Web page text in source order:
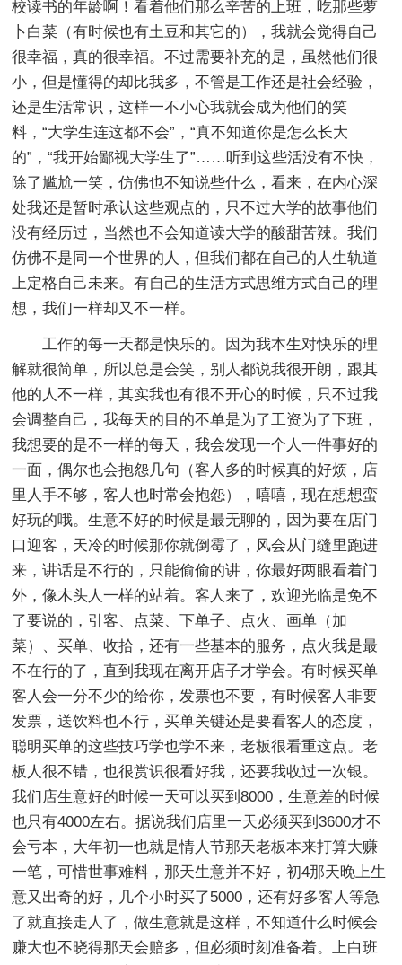
校读书的年龄啊！看着他们那么辛苦的上班，吃那些萝
卜白菜（有时候也有土豆和其它的），我就会觉得自己
很幸福，真的很幸福。不过需要补充的是，虽然他们很
小，但是懂得的却比我多，不管是工作还是社会经验，
还是生活常识，这样一不小心我就会成为他们的笑
料，“大学生连这都不会”，“真不知道你是怎么长大
的”，“我开始鄙视大学生了”……听到这些活没有不快，
除了尴尬一笑，仿佛也不知说些什么，看来，在内心深
处我还是暂时承认这些观点的，只不过大学的故事他们
没有经历过，当然也不会知道读大学的酸甜苦辣。我们
仿佛不是同一个世界的人，但我们都在自己的人生轨道
上定格自己未来。有自己的生活方式思维方式自己的理
想，我们一样却又不一样。
工作的每一天都是快乐的。因为我本生对快乐的理
解就很简单，所以总是会笑，别人都说我很开朗，跟其
他的人不一样，其实我也有很不开心的时候，只不过我
会调整自己，我每天的目的不单是为了工资为了下班，
我想要的是不一样的每天，我会发现一个人一件事好的
一面，偶尔也会抱怨几句（客人多的时候真的好烦，店
里人手不够，客人也时常会抱怨），嘻嘻，现在想想蛮
好玩的哦。生意不好的时候是最无聊的，因为要在店门
口迎客，天冷的时候那你就倒霉了，风会从门缝里跑进
来，讲话是不行的，只能偷偷的讲，你最好两眼看着门
外，像木头人一样的站着。客人来了，欢迎光临是免不
了要说的，引客、点菜、下单子、点火、画单（加
菜）、买单、收拾，还有一些基本的服务，点火我是最
不在行的了，直到我现在离开店子才学会。有时候买单
客人会一分不少的给你，发票也不要，有时候客人非要
发票，送饮料也不行，买单关键还是要看客人的态度，
聪明买单的这些技巧学也学不来，老板很看重这点。老
板人很不错，也很赏识很看好我，还要我收过一次银。
我们店生意好的时候一天可以买到8000，生意差的时候
也只有4000左右。据说我们店里一天必须买到3600才不
会亏本，大年初一也就是情人节那天老板本来打算大赚
一笔，可惜世事难料，那天生意并不好，初4那天晚上生
意又出奇的好，几个小时买了5000，还有好多客人等急
了就直接走人了，做生意就是这样，不知道什么时候会
赚大也不晓得那天会赔多，但必须时刻准备着。上白班